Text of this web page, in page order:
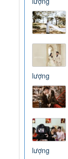
lượng
lượng